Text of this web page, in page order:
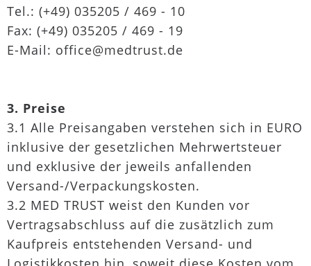
Tel.: (+49) 035205 / 469 - 10
Fax: (+49) 035205 / 469 - 19
E-Mail: office@medtrust.de
3. Preise
3.1 Alle Preisangaben verstehen sich in EURO
inklusive der gesetzlichen Mehrwertsteuer
und exklusive der jeweils anfallenden
Versand-/Verpackungskosten.
3.2 MED TRUST weist den Kunden vor
Vertragsabschluss auf die zusätzlich zum
Kaufpreis entstehenden Versand- und